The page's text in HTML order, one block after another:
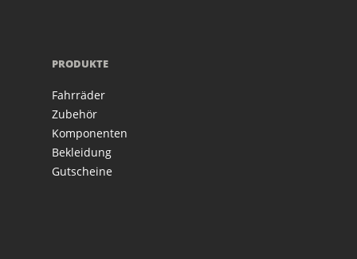
PRODUKTE
Fahrräder
Zubehör
Komponenten
Bekleidung
Gutscheine